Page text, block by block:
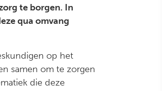
te borgen. In
qua omvang
op het
samen om te zorgen
die deze